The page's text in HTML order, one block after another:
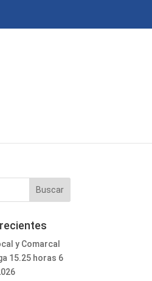
y Comarcal
15.25 horas 6